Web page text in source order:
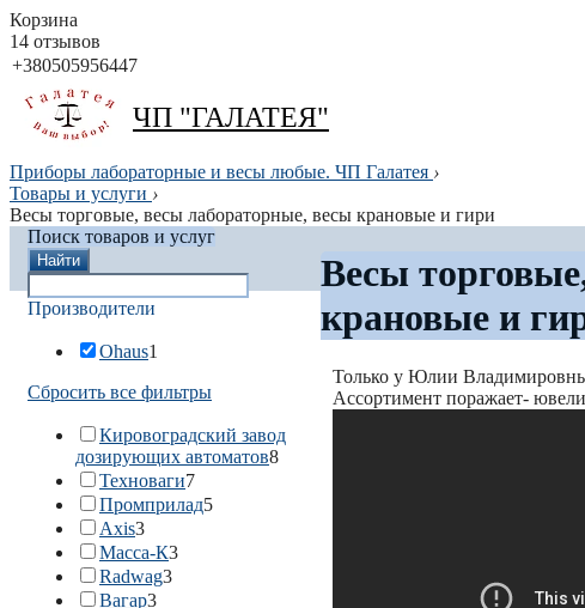
Корзина
14 отзывов
+380505956447
ЧП "ГАЛАТЕЯ"
Приборы лабораторные и весы любые. ЧП Галатея ›
Товары и услуги ›
Весы торговые, весы лабораторные, весы крановые и гири
Поиск товаров и услуг
Найти
Производители
Ohaus1
Сбросить все фильтры
Кировоградский завод
дозирующих автоматов8
Техноваги7
Промприлад5
Axis3
Масса-К3
Radwag3
Вагар3
Весы
крановые и
Только у Юлии Владимировны
Ассортимент поражает-